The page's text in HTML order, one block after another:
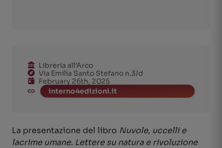
Libreria all’Arco
Via Emilia Santo Stefano n.3/d
February 26th, 2025
interno4edizioni.it
La presentazione del libro Nuvole, uccelli e
lacrime umane. Lettere su natura e rivoluzione